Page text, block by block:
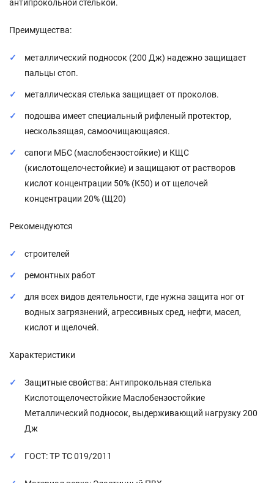
антипрокольной стелькой.
Преимущества:
металлический подносок (200 Дж) надежно защищает
пальцы стоп.
металлическая стелька защищает от проколов.
подошва имеет специальный рифленый протектор,
нескользящая, самоочищающаяся.
сапоги МБС (маслобензостойкие) и КЩС
(кислотощелочестойкие) и защищают от растворов
кислот концентрации 50% (К50) и от щелочей
концентрации 20% (Щ20)
Рекомендуются
строителей
ремонтных работ
для всех видов деятельности, где нужна защита ног от
водных загрязнений, агрессивных сред, нефти, масел,
кислот и щелочей.
Характеристики
Защитные свойства: Антипрокольная стелька
Кислотощелочестойкие Маслобензостойкие
Металлический подносок, выдерживающий нагрузку 200
Дж
ГОСТ: ТР ТС 019/2011